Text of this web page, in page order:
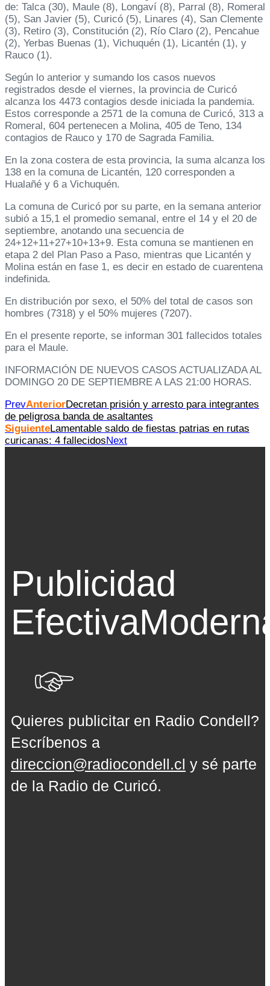
de: Talca (30), Maule (8), Longaví (8), Parral (8), Romeral
(5), San Javier (5), Curicó (5), Linares (4), San Clemente
(3), Retiro (3), Constitución (2), Río Claro (2), Pencahue
(2), Yerbas Buenas (1), Vichuquén (1), Licantén (1), y
Rauco (1).
Según lo anterior y sumando los casos nuevos
registrados desde el viernes, la provincia de Curicó
alcanza los 4473 contagios desde iniciada la pandemia.
Estos corresponde a 2571 de la comuna de Curicó, 313 a
Romeral, 604 pertenecen a Molina, 405 de Teno, 134
contagios de Rauco y 170 de Sagrada Familia.
En la zona costera de esta provincia, la suma alcanza los
138 en la comuna de Licantén, 120 corresponden a
Hualañé y 6 a Vichuquén.
La comuna de Curicó por su parte, en la semana anterior
subió a 15,1 el promedio semanal, entre el 14 y el 20 de
septiembre, anotando una secuencia de
24+12+11+27+10+13+9. Esta comuna se mantienen en
etapa 2 del Plan Paso a Paso, mientras que Licantén y
Molina están en fase 1, es decir en estado de cuarentena
indefinida.
En distribución por sexo, el 50% del total de casos son
hombres (7318) y el 50% mujeres (7207).
En el presente reporte, se informan 301 fallecidos totales
para el Maule.
INFORMACIÓN DE NUEVOS CASOS ACTUALIZADA AL
DOMINGO 20 DE SEPTIEMBRE A LAS 21:00 HORAS.
PrevAnteriorDecretan prisión y arresto para integrantes
de peligrosa banda de asaltantes
SiguienteLamentable saldo de fiestas patrias en rutas
curicanas: 4 fallecidosNext
Publicidad
Efectiva
Quieres publicitar en Radio Condell?
Escríbenos a
direccion@radiocondell.cl y sé parte
de la Radio de Curicó.